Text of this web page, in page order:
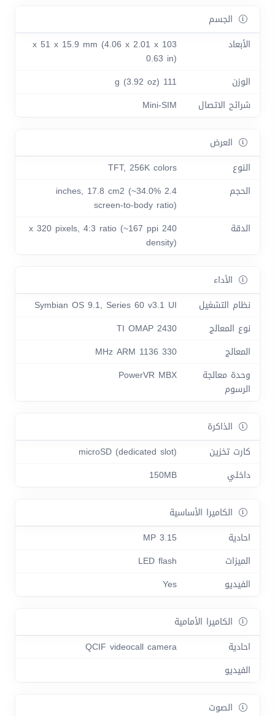
الجسم
الأبعاد
103 x 51 x 15.9 mm (4.06 x 2.01 x
0.63 in)
الوزن
111 g (3.92 oz)
شرائح الاتصال
Mini-SIM
العرض
النوع
TFT, 256K colors
الحجم
2.4 inches, 17.8 cm2 (~34.0%
screen-to-body ratio)
الدقة
240 x 320 pixels, 4:3 ratio (~167 ppi
density)
الأداء
نظام التشغيل
Symbian OS 9.1, Series 60 v3.1 UI
نوع المعالج
TI OMAP 2430
المعالج
330 MHz ARM 1136
وحدة معالجة
الرسوم
PowerVR MBX
الذاكرة
كارت تخزين
microSD (dedicated slot)
داخلي
150MB
الكاميرا الأساسية
احادية
3.15 MP
الميزات
LED flash
الفيديو
Yes
الكاميرا الأمامية
احادية
QCIF videocall camera
الفيديو
الصوت